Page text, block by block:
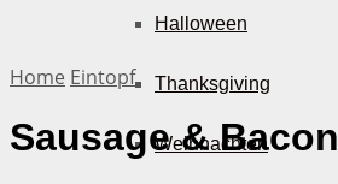
Halloween
Thanksgiving
Weihnachten
Home Eintopf
Sausage &